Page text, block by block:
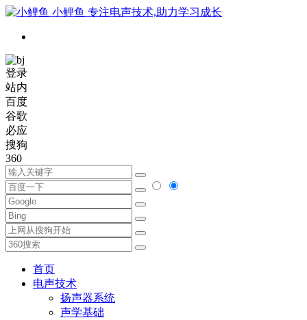
小鲤鱼 专注电声技术,助力学习成长
登录
站内
百度
谷歌
必应
搜狗
360
首页
电声技术
扬声器系统
声学基础